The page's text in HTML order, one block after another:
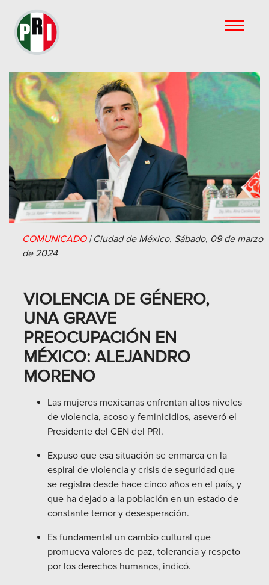
COMUNICADO| Ciudad de México. Sábado, 09 de marzo
de 2024
VIOLENCIA DE GÉNERO,
UNA GRAVE
PREOCUPACIÓN EN
MÉXICO: ALEJANDRO
MORENO
Las mujeres mexicanas enfrentan altos niveles
de violencia, acoso y feminicidios, aseveró el
Presidente del CEN del PRI.
Expuso que esa situación se enmarca en la
espiral de violencia y crisis de seguridad que
se registra desde hace cinco años en el país, y
que ha dejado a la población en un estado de
constante temor y desesperación.
Es fundamental un cambio cultural que
promueva valores de paz, tolerancia y respeto
por los derechos humanos, indicó.